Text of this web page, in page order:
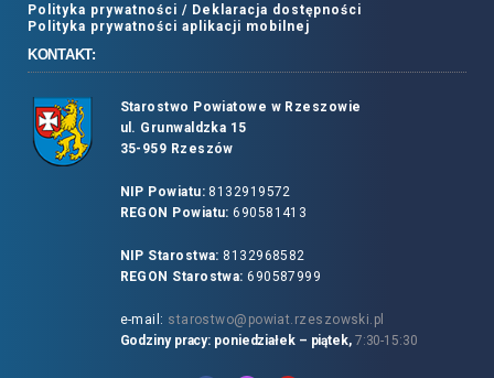
Polityka prywatności / Deklaracja dostępności
Polityka prywatności aplikacji mobilnej
KONTAKT:
Starostwo Powiatowe w Rzeszowie
ul. Grunwaldzka 15
35-959 Rzeszów
NIP Powiatu:8132919572
REGON Powiatu: 690581413
NIP Starostwa: 8132968582
REGON Starostwa: 690587999
e-mail: starostwo@powiat.rzeszowski.pl
Godziny pracy: poniedziałek – piątek, 7:30-15:30